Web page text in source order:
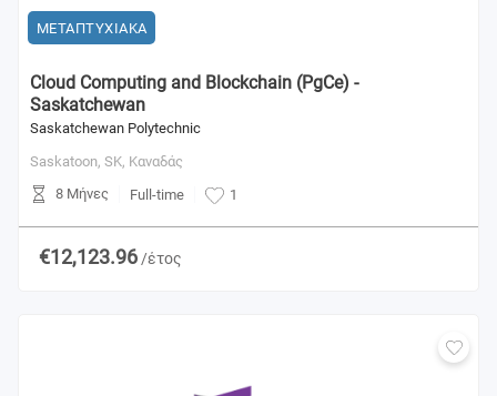
ΜΕΤΑΠΤΥΧΙΑΚΑ
Cloud Computing and Blockchain (PgCe) -
Saskatchewan
Saskatchewan Polytechnic
Saskatoon, SK, Καναδάς
8 Μήνες
Full-time 1
€12,123.96 /έτος